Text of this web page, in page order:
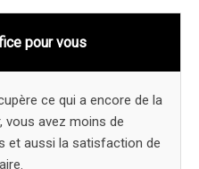
pour vous
ce qui a encore de la
vous avez moins de
et aussi la satisfaction de